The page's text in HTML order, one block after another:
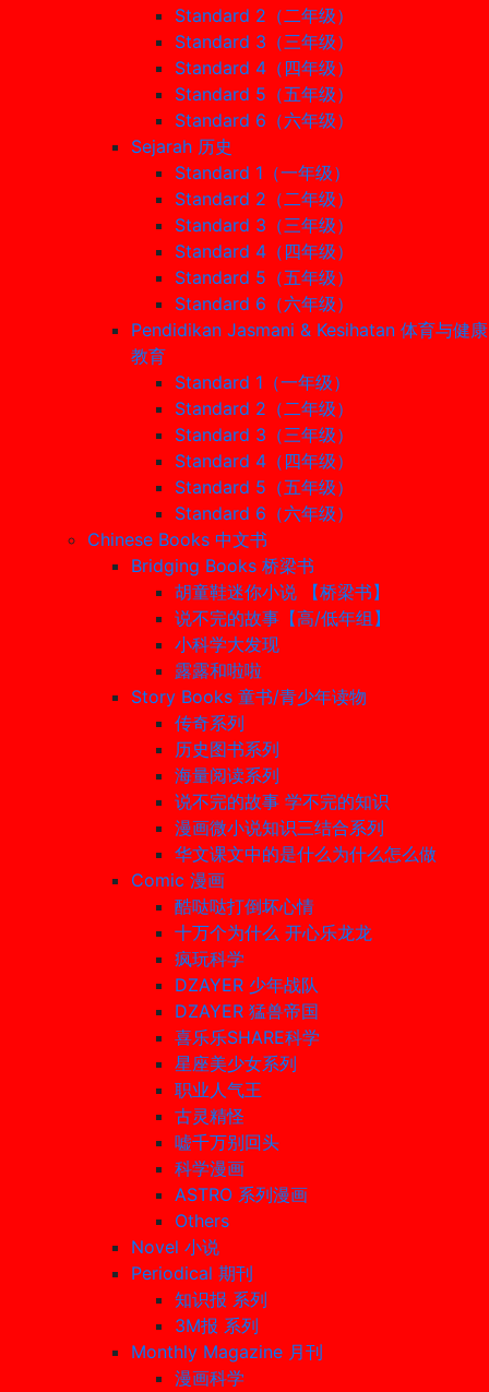
Standard 2（二年级）
Standard 3（三年级）
Standard 4（四年级）
Standard 5（五年级）
Standard 6（六年级）
Sejarah 历史
Standard 1（一年级）
Standard 2（二年级）
Standard 3（三年级）
Standard 4（四年级）
Standard 5（五年级）
Standard 6（六年级）
Pendidikan Jasmani & Kesihatan 体育与健康
教育
Standard 1（一年级）
Standard 2（二年级）
Standard 3（三年级）
Standard 4（四年级）
Standard 5（五年级）
Standard 6（六年级）
Chinese Books 中文书
Bridging Books 桥梁书
胡童鞋迷你小说 【桥梁书】
说不完的故事【高/低年组】
小科学大发现
露露和啦啦
Story Books 童书/青少年读物
传奇系列
历史图书系列
海量阅读系列
说不完的故事 学不完的知识
漫画微小说知识三结合系列
华文课文中的是什么为什么怎么做
Comic 漫画
酷哒哒打倒坏心情
十万个为什么 开心乐龙龙
疯玩科学
DZAYER 少年战队
DZAYER 猛兽帝国
喜乐乐SHARE科学
星座美少女系列
职业人气王
古灵精怪
嘘千万别回头
科学漫画
ASTRO 系列漫画
Others
Novel 小说
Periodical 期刊
知识报 系列
3M报 系列
Monthly Magazine 月刊
漫画科学